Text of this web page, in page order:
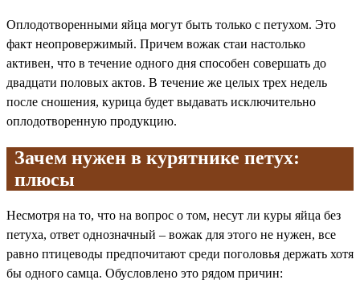
Оплодотворенными яйца могут быть только с петухом. Это
факт неопровержимый. Причем вожак стаи настолько
активен, что в течение одного дня способен совершать до
двадцати половых актов. В течение же целых трех недель
после сношения, курица будет выдавать исключительно
оплодотворенную продукцию.
Зачем нужен в курятнике петух:
плюсы
Несмотря на то, что на вопрос о том, несут ли куры яйца без
петуха, ответ однозначный – вожак для этого не нужен, все
равно птицеводы предпочитают среди поголовья держать хотя
бы одного самца. Обусловлено это рядом причин: